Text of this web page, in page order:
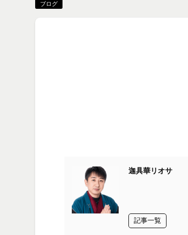
ブログ
迦具華リオサ
記事一覧